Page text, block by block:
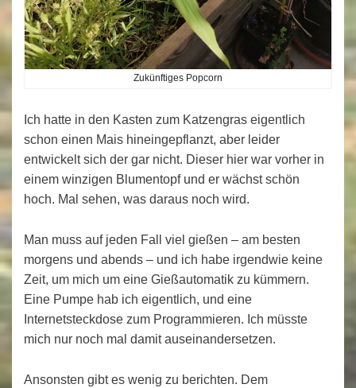
Zukünftiges Popcorn
Ich hatte in den Kasten zum Katzengras eigentlich
schon einen Mais hineingepflanzt, aber leider
entwickelt sich der gar nicht. Dieser hier war vorher in
einem winzigen Blumentopf und er wächst schön
hoch. Mal sehen, was daraus noch wird.
Man muss auf jeden Fall viel gießen – am besten
morgens und abends – und ich habe irgendwie keine
Zeit, um mich um eine Gießautomatik zu kümmern.
Eine Pumpe hab ich eigentlich, und eine
Internetsteckdose zum Programmieren. Ich müsste
mich nur noch mal damit auseinandersetzen.
Ansonsten gibt es wenig zu berichten. Dem